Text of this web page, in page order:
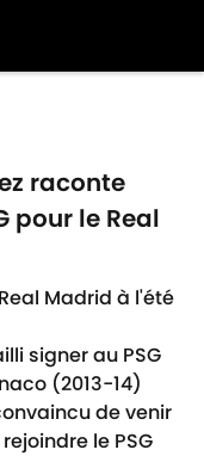
raconte
pour le Real
Madrid à l'été
signer au PSG
(2013-14)
de venir
le PSG